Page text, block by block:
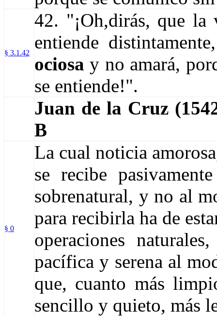
§ 3.1.42
42. "¡Oh,­dirás­, que
entiende
ociosa y no amará,
se entiende!".
Juan de la Cruz
B
§ 0
La cual noticia
se recibe
sobrenatural, y no al
para recibirla ha de
operaciones
pacífica y serena al
que, cuanto más
sencillo y quieto, más